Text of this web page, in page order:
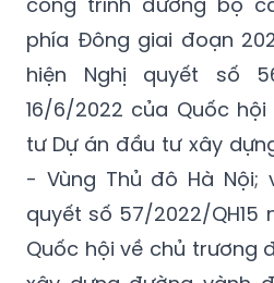
phía Đông giai đoạn
hiện Nghị quyết số
16/6/2022 của Quốc
tư Dự án đầu tư xây
- Vùng Thủ đô Hà Nội;
quyết số 57/2022/QH15
Quốc hội về chủ trương